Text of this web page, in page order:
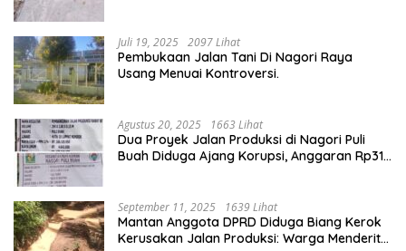
Juli 19, 2025 2097 Lihat
Pembukaan Jalan Tani Di Nagori Raya
Usang Menuai Kontroversi.
Agustus 20, 2025 1663 Lihat
Dua Proyek Jalan Produksi di Nagori Puli
Buah Diduga Ajang Korupsi, Anggaran Rp314
September 11, 2025 1639 Lihat
Mantan Anggota DPRD Diduga Biang Kerok
Kerusakan Jalan Produksi: Warga Menderita,